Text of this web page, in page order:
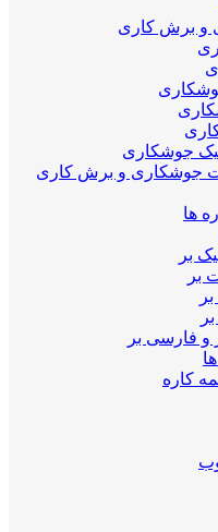
و برش کاری
جوشکاری
جوشکاری و برش کاری
ها
بر
بر
و فارسی بر
کاره